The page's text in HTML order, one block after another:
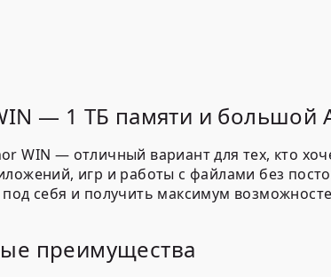
— 1 ТБ памяти и большой
WIN — отличный вариант для тех, кто
игр и работы с файлами без
под себя и получить максимум
преимущества